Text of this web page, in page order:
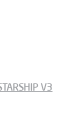
V3